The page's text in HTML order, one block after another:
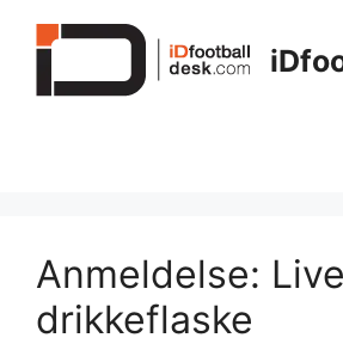
Anmeldelse:
drikkeflaske